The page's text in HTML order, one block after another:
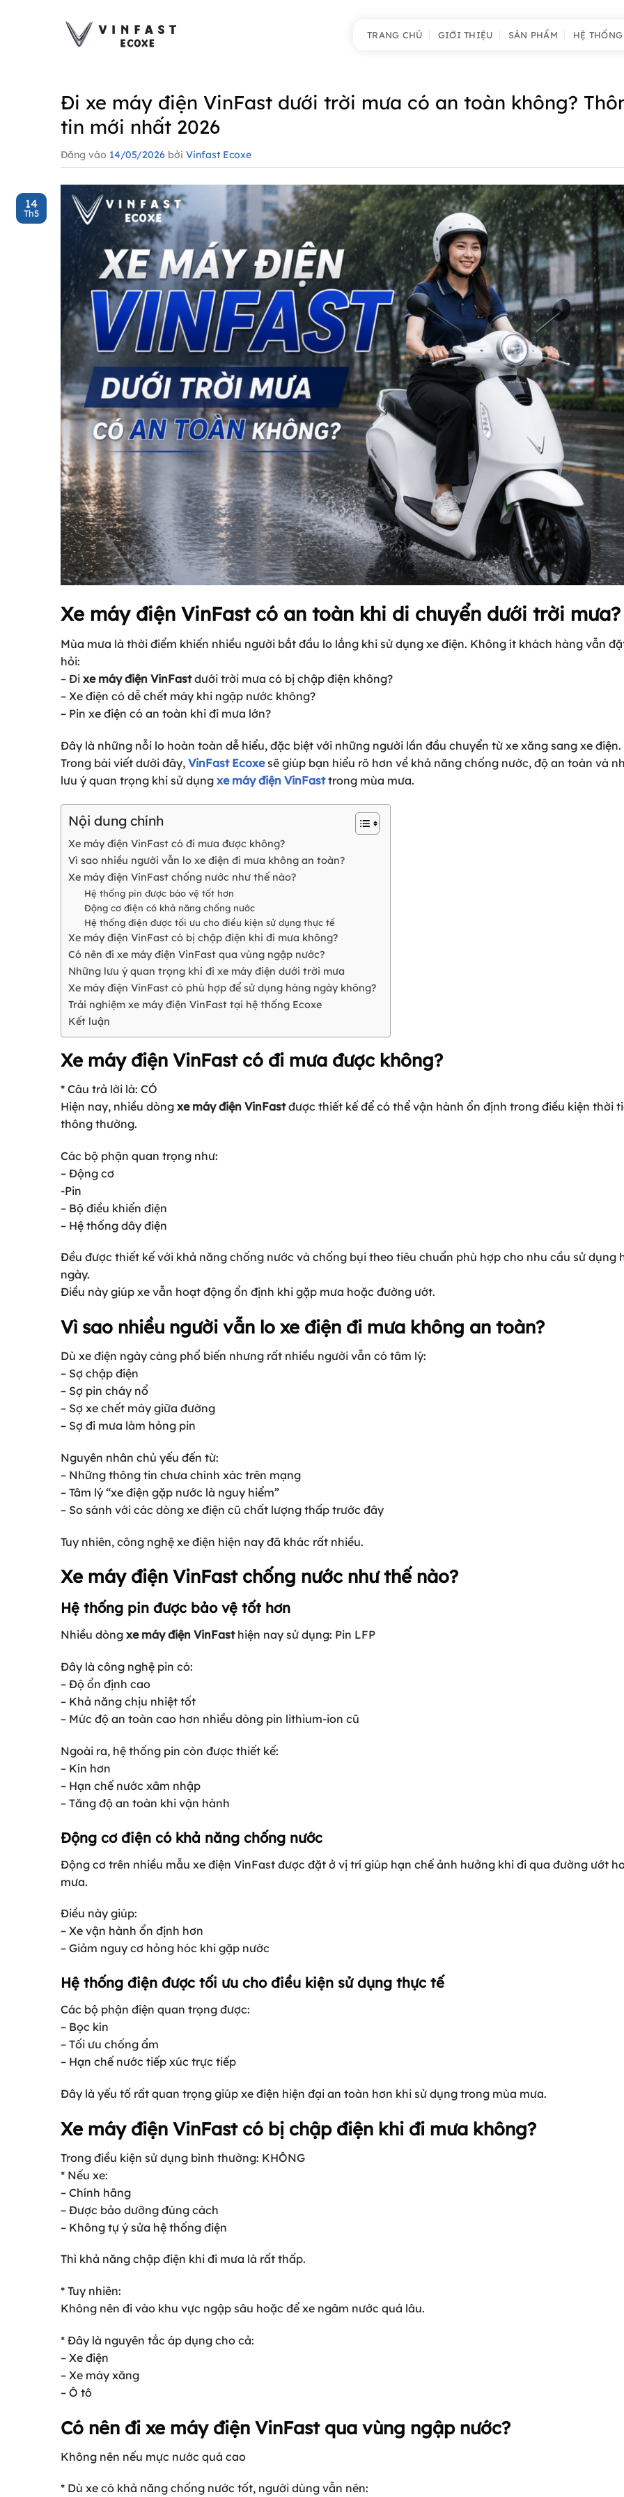
TRANG CHỦ GIỚI THIỆU SẢN PHẨM HỆ
Đi xe máy điện VinFast dưới trời mưa có an toàn không?
tin mới nhất 2026
Đăng vào 14/05/2026 bởi Vinfast Ecoxe
14
Th5
Xe máy điện VinFast có an toàn khi di chuyển dưới trời mưa?
Mùa mưa là thời điểm khiến nhiều người bắt đầu lo lắng khi sử dụng xe điện. Không ít khách hàng vẫn
hỏi:
– Đi xe máy điện VinFastdưới trời mưa có bị chập điện không?
– Xe điện có dễ chết máy khi ngập nước không?
– Pin xe điện có an toàn khi đi mưa lớn?
Đây là những nỗi lo hoàn toàn dễ hiểu, đặc biệt với những người lần đầu chuyển từ xe xăng sang xe điện.
Trong bài viết dưới đây, VinFast Ecoxesẽ giúp bạn hiểu rõ hơn về khả năng chống nước, độ an toàn và
lưu ý quan trọng khi sử dụng xe máy điện VinFasttrong mùa mưa.
Nội dung chính
Xe máy điện VinFast có đi mưa được không?
Vì sao nhiều người vẫn lo xe điện đi mưa không an toàn?
Xe máy điện VinFast chống nước như thế nào?
Hệ thống pin được bảo vệ tốt hơn
Động cơ điện có khả năng chống nước
Hệ thống điện được tối ưu cho điều kiện sử dụng thực tế
Xe máy điện VinFast có bị chập điện khi đi mưa không?
Có nên đi xe máy điện VinFast qua vùng ngập nước?
Những lưu ý quan trọng khi đi xe máy điện dưới trời mưa
Xe máy điện VinFast có phù hợp để sử dụng hàng ngày không?
Trải nghiệm xe máy điện VinFast tại hệ thống Ecoxe
Kết luận
Xe máy điện VinFast có đi mưa được không?
* Câu trả lời là: CÓ
Hiện nay, nhiều dòng xe máy điện VinFastđược thiết kế để có thể vận hành ổn định trong điều kiện thời
thông thường.
Các bộ phận quan trọng như:
– Động cơ
-Pin
– Bộ điều khiển điện
– Hệ thống dây điện
Đều được thiết kế với khả năng chống nước và chống bụi theo tiêu chuẩn phù hợp cho nhu cầu sử dụng
ngày.
Điều này giúp xe vẫn hoạt động ổn định khi gặp mưa hoặc đường ướt.
Vì sao nhiều người vẫn lo xe điện đi mưa không an toàn?
Dù xe điện ngày càng phổ biến nhưng rất nhiều người vẫn có tâm lý:
– Sợ chập điện
– Sợ pin cháy nổ
– Sợ xe chết máy giữa đường
– Sợ đi mưa làm hỏng pin
Nguyên nhân chủ yếu đến từ:
– Những thông tin chưa chính xác trên mạng
– Tâm lý “xe điện gặp nước là nguy hiểm”
– So sánh với các dòng xe điện cũ chất lượng thấp trước đây
Tuy nhiên, công nghệ xe điện hiện nay đã khác rất nhiều.
Xe máy điện VinFast chống nước như thế nào?
Hệ thống pin được bảo vệ tốt hơn
Nhiều dòng xe máy điện VinFasthiện nay sử dụng: Pin LFP
Đây là công nghệ pin có:
– Độ ổn định cao
– Khả năng chịu nhiệt tốt
– Mức độ an toàn cao hơn nhiều dòng pin lithium-ion cũ
Ngoài ra, hệ thống pin còn được thiết kế:
– Kín hơn
– Hạn chế nước xâm nhập
– Tăng độ an toàn khi vận hành
Động cơ điện có khả năng chống nước
Động cơ trên nhiều mẫu xe điện VinFast được đặt ở vị trí giúp hạn chế ảnh hưởng khi đi qua đường ướt
mưa.
Điều này giúp:
– Xe vận hành ổn định hơn
– Giảm nguy cơ hỏng hóc khi gặp nước
Hệ thống điện được tối ưu cho điều kiện sử dụng thực tế
Các bộ phận điện quan trọng được:
– Bọc kín
– Tối ưu chống ẩm
– Hạn chế nước tiếp xúc trực tiếp
Đây là yếu tố rất quan trọng giúp xe điện hiện đại an toàn hơn khi sử dụng trong mùa mưa.
Xe máy điện VinFast có bị chập điện khi đi mưa không?
Trong điều kiện sử dụng bình thường: KHÔNG
* Nếu xe:
– Chính hãng
– Được bảo dưỡng đúng cách
– Không tự ý sửa hệ thống điện
Thì khả năng chập điện khi đi mưa là rất thấp.
* Tuy nhiên:
Không nên đi vào khu vực ngập sâu hoặc để xe ngâm nước quá lâu.
* Đây là nguyên tắc áp dụng cho cả:
– Xe điện
– Xe máy xăng
– Ô tô
Có nên đi xe máy điện VinFast qua vùng ngập nước?
Không nên nếu mực nước quá cao
* Dù xe có khả năng chống nước tốt, người dùng vẫn nên: